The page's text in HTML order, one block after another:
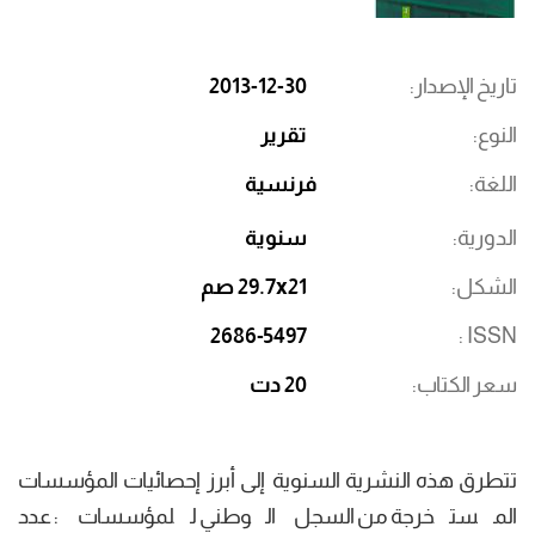
تاريخ الإصدار 2013-12-30
النوع تقرير
اللغة فرنسية
الدورية سنوية
الشكل 29.7x21 صم
ISSN
2686-5497
سعر الكتاب 20 دت
تتطرق هذه النشرية السنوية إلى أبرز إحصائيات المؤسسات
المستخرجة من السجل الوطني للمؤسسات : عدد